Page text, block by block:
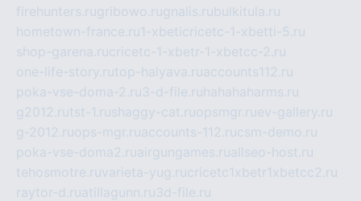
firehunters.rugribowo.rugnalis.rubulkitula.ru
hometown-france.ru1-xbeticricetc-1-xbetti-5.ru
shop-garena.rucricetc-1-xbetr-1-xbetcc-2.ru
one-life-story.rutop-halyava.ruaccounts112.ru
poka-vse-doma-2.ru3-d-file.ru hahahaharms.ru
g2012.rutst-1.rushaggy-cat.ruopsmgr.ruev-gallery.ru
g-2012.ruops-mgr.ruaccounts-112.rucsm-demo.ru
poka-vse-doma2.ruairgungames.ruallseo-host.ru
tehosmotre.ruvarieta-yug.rucricetc1xbetr1xbetcc2.ru
raytor-d.ruatillagunn.ru3d-file.ru